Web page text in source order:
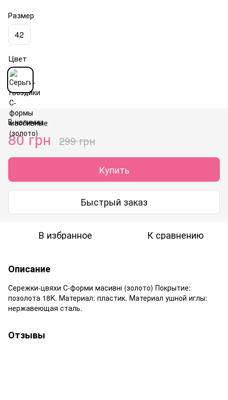
Размер
42
Цвет
В наличии
80 грн 299 грн
Купить
Быстрый заказ
В избранное К сравнению
Описание
Сережки-цвяхи С-форми масивні (золото) Покрытие:
позолота 18K. Материал: пластик. Материал ушной иглы:
нержавеющая сталь.
Отзывы